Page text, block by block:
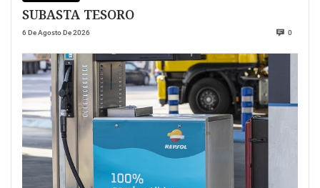
SUBASTA TESORO
6 De Agosto De 2026 0